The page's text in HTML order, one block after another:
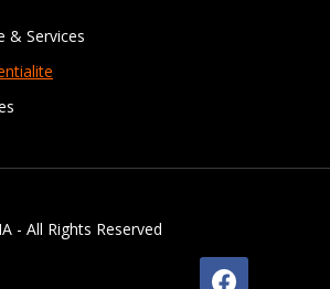
& Services
- All Rights Reserved